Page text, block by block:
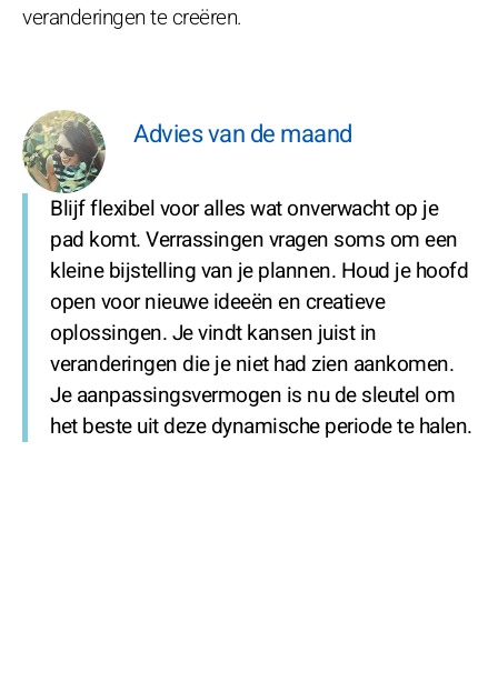
veranderingen te creëren.
Advies van de maand
Blijf flexibel voor alles wat onverwacht op je
pad komt. Verrassingen vragen soms om een
kleine bijstelling van je plannen. Houd je hoofd
open voor nieuwe ideeën en creatieve
oplossingen. Je vindt kansen juist in
veranderingen die je niet had zien aankomen.
Je aanpassingsvermogen is nu de sleutel om
het beste uit deze dynamische periode te halen.